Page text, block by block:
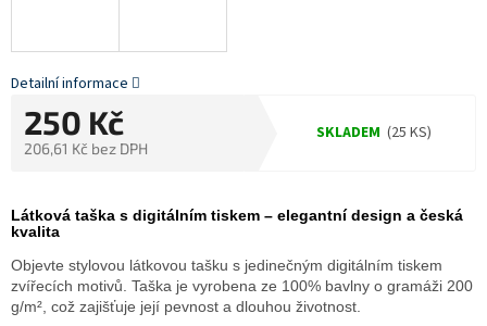
250 Kč
206,61 Kč bez DPH
SKLADEM (25 KS)
Látková taška s digitálním tiskem – elegantní design a česká
kvalita
Objevte stylovou látkovou tašku s jedinečným digitálním tiskem
zvířecích motivů. Taška je vyrobena ze 100% bavlny o gramáži 200
g/m², což zajišťuje její pevnost a dlouhou životnost.
Detailní informace